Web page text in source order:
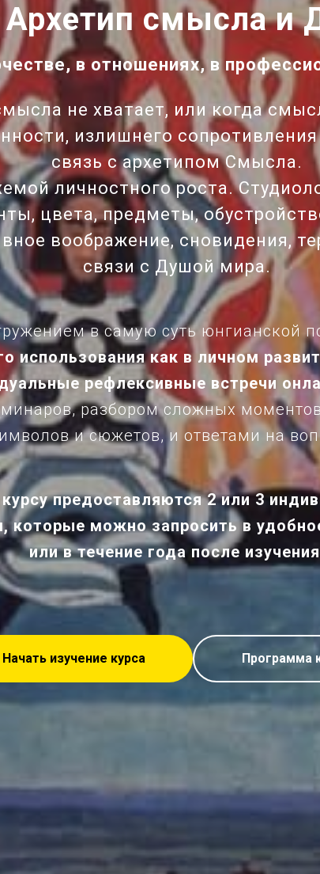
Архетип смысла и
в отношениях, в
не хватает, или когда
излишнего
связь с архетипом Смысла.
личностного роста.
цвета, предметы,
воображение, сновидения,
связи с Душой мира.
в самую суть юнгианской
использования как в личном
рефлексивные встречи
разбором сложных
и сюжетов, и ответами на
предоставляются 2 или 3
можно запросить в
или в течение года после
Начать изучение курса Программа